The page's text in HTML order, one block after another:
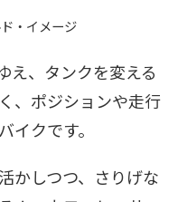
・イメージ
え、タンクを変える
、ポジションや走行
イクです。
かしつつ、さりげな